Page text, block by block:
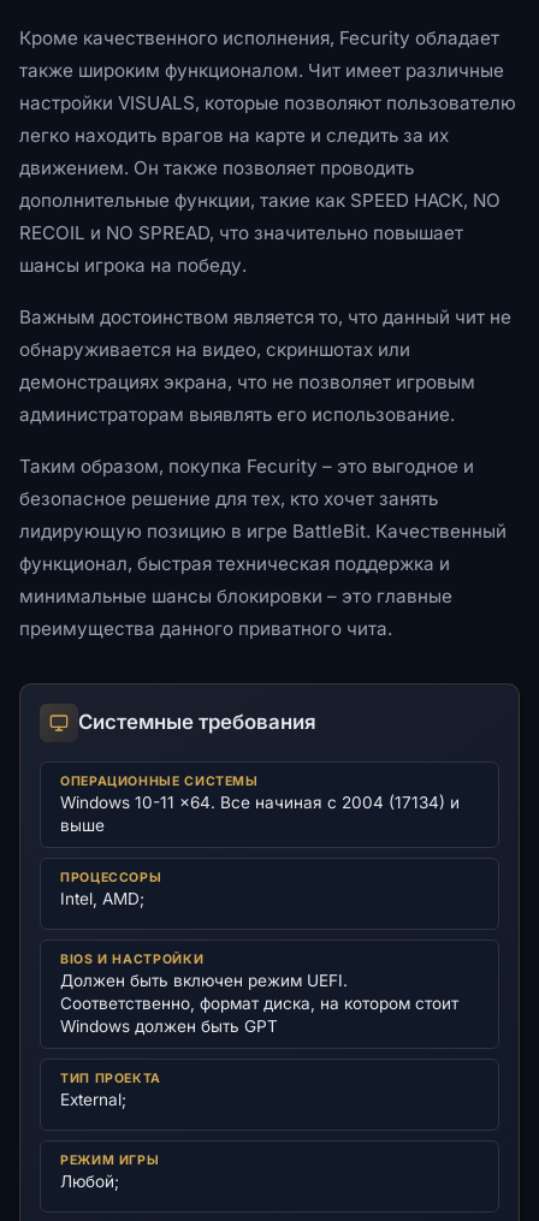
Кроме качественного исполнения, Fecurity обладает
также широким функционалом. Чит имеет различные
настройки VISUALS, которые позволяют пользователю
легко находить врагов на карте и следить за их
движением. Он также позволяет проводить
дополнительные функции, такие как SPEED HACK, NO
RECOIL и NO SPREAD, что значительно повышает
шансы игрока на победу.
Важным достоинством является то, что данный чит не
обнаруживается на видео, скриншотах или
демонстрациях экрана, что не позволяет игровым
администраторам выявлять его использование.
Таким образом, покупка Fecurity – это выгодное и
безопасное решение для тех, кто хочет занять
лидирующую позицию в игре BattleBit. Качественный
функционал, быстрая техническая поддержка и
минимальные шансы блокировки – это главные
преимущества данного приватного чита.
Системные требования
ОПЕРАЦИОННЫЕ СИСТЕМЫ
Windows 10-11 x64. Все начиная с 2004 (17134) и
выше
ПРОЦЕССОРЫ
Intel, AMD;
BIOS И НАСТРОЙКИ
Должен быть включен режим UEFI.
Соответственно, формат диска, на котором стоит
Windows должен быть GPT
ТИП ПРОЕКТА
External;
РЕЖИМ ИГРЫ
Любой;